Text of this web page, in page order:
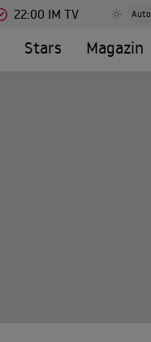
22:00 IM TV Auto
Stars Magazin